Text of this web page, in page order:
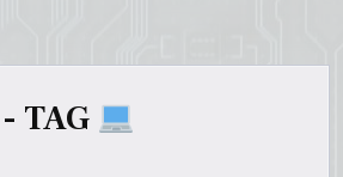
TAG